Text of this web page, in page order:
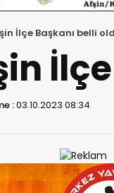
İlçe Başkanı belli
:03.10.2023 08:34